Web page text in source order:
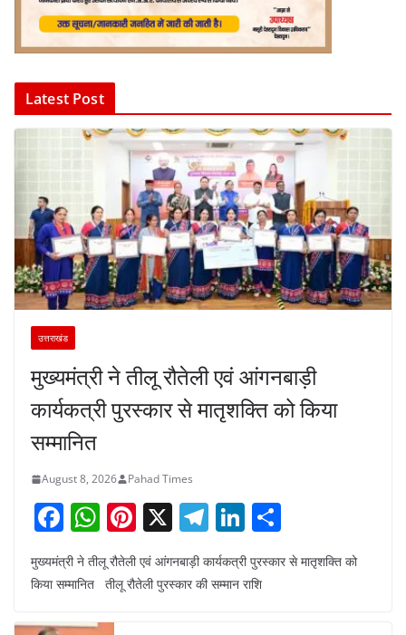
Latest Post
उत्तराखंड
मुख्यमंत्री ने तीलू रौतेली एवं आंगनबाड़ी
कार्यकत्री पुरस्कार से मातृशक्ति को किया
सम्मानित
August 8, 2026 Pahad Times
F
a
c
W
h
at
Pi
nt
er
X T
el
e
Li
n
k
h
ar
मुख्यमंत्री ने तीलू रौतेली एवं आंगनबाड़ी कार्यकत्री पुरस्कार से मातृशक्ति को
किया सम्मानित तीलू रौतेली पुरस्कार की सम्मान राशि